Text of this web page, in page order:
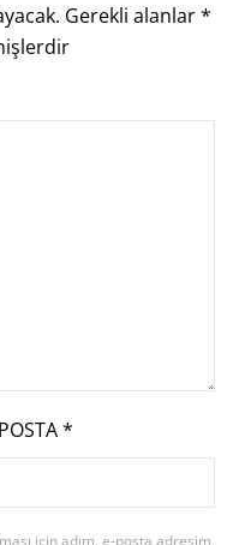
Gerekli alanlar*
*
için adım, e-posta adresim